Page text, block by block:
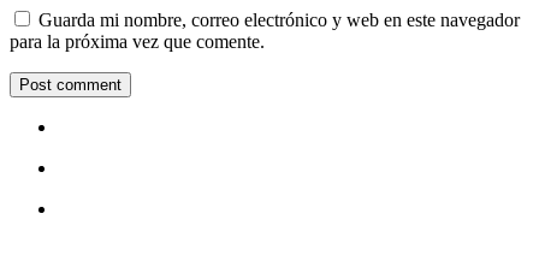
Guarda mi nombre, correo electrónico y web en este navegador
para la próxima vez que comente.